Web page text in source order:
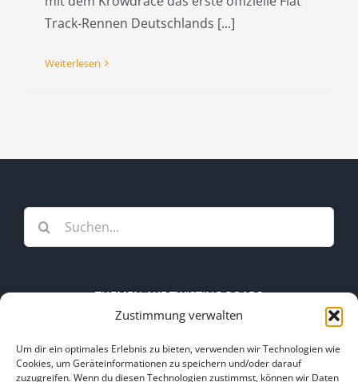
Zustimmung verwalten
Um dir ein optimales Erlebnis zu bieten, verwenden wir Technologien wie
Cookies, um Geräteinformationen zu speichern und/oder darauf
zuzugreifen. Wenn du diesen Technologien zustimmst, können wir Daten
Track-Rennen Deutschlands [...]
Weiterlesen
Suche
nach:
THEMEN AUF TWISTING ROADS
auf